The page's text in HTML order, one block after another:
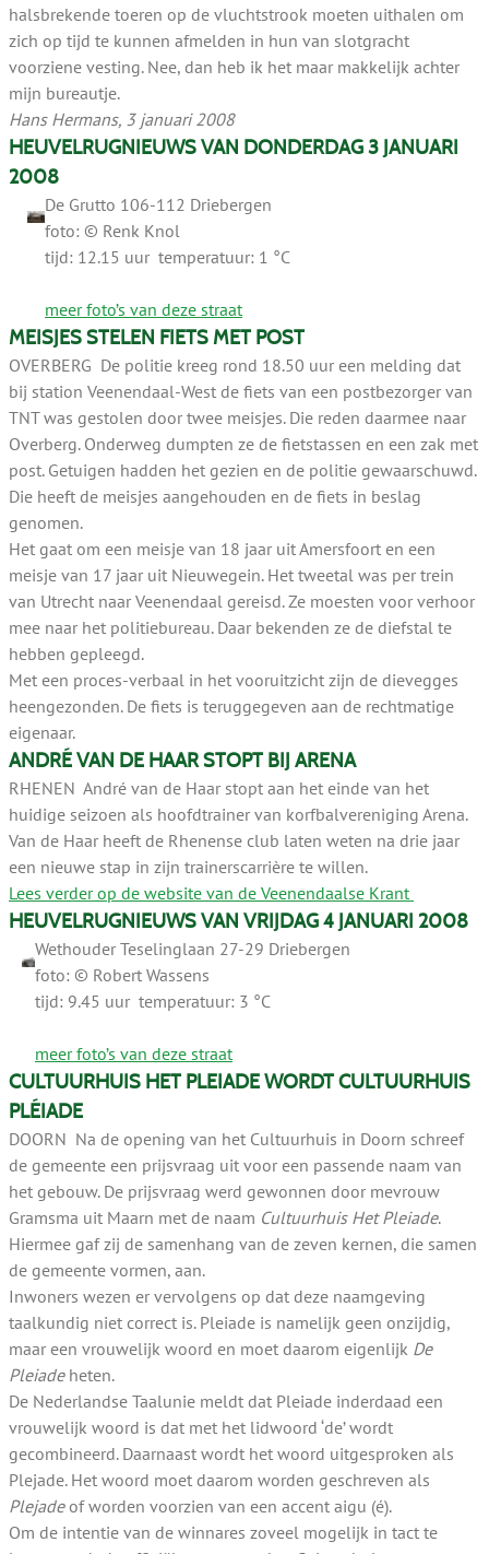
halsbrekende toeren op de vluchtstrook moeten uithalen om
zich op tijd te kunnen afmelden in hun van slotgracht
voorziene vesting. Nee, dan heb ik het maar makkelijk achter
mijn bureautje.
Hans Hermans, 3 januari 2008
HEUVELRUGNIEUWS VAN DONDERDAG 3 JANUARI
2008
De Grutto 106-112 Driebergen
foto: © Renk Knol
tijd: 12.15 uur temperatuur: 1 °C
meer foto’s van deze straat
MEISJES STELEN FIETS MET POST
OVERBERG De politie kreeg rond 18.50 uur een melding dat
bij station Veenendaal-West de fiets van een postbezorger van
TNT was gestolen door twee meisjes. Die reden daarmee naar
Overberg. Onderweg dumpten ze de fietstassen en een zak met
post. Getuigen hadden het gezien en de politie gewaarschuwd.
Die heeft de meisjes aangehouden en de fiets in beslag
genomen.
Het gaat om een meisje van 18 jaar uit Amersfoort en een
meisje van 17 jaar uit Nieuwegein. Het tweetal was per trein
van Utrecht naar Veenendaal gereisd. Ze moesten voor verhoor
mee naar het politiebureau. Daar bekenden ze de diefstal te
hebben gepleegd.
Met een proces-verbaal in het vooruitzicht zijn de dievegges
heengezonden. De fiets is teruggegeven aan de rechtmatige
eigenaar.
ANDRÉ VAN DE HAAR STOPT BIJ ARENA
RHENEN André van de Haar stopt aan het einde van het
huidige seizoen als hoofdtrainer van korfbalvereniging Arena.
Van de Haar heeft de Rhenense club laten weten na drie jaar
een nieuwe stap in zijn trainerscarrière te willen.
Lees verder op de website van de Veenendaalse Krant
HEUVELRUGNIEUWS VAN VRIJDAG 4 JANUARI 2008
Wethouder Teselinglaan 27-29 Driebergen
foto: © Robert Wassens
tijd: 9.45 uur temperatuur: 3 °C
meer foto’s van deze straat
CULTUURHUIS HET PLEIADE WORDT CULTUURHUIS
PLÉIADE
DOORN Na de opening van het Cultuurhuis in Doorn schreef
de gemeente een prijsvraag uit voor een passende naam van
het gebouw. De prijsvraag werd gewonnen door mevrouw
Gramsma uit Maarn met de naam Cultuurhuis Het Pleiade.
Hiermee gaf zij de samenhang van de zeven kernen, die samen
de gemeente vormen, aan.
Inwoners wezen er vervolgens op dat deze naamgeving
taalkundig niet correct is. Pleiade is namelijk geen onzijdig,
maar een vrouwelijk woord en moet daarom eigenlijk De
Pleiadeheten.
De Nederlandse Taalunie meldt dat Pleiade inderdaad een
vrouwelijk woord is dat met het lidwoord ‘de’ wordt
gecombineerd. Daarnaast wordt het woord uitgesproken als
Plejade. Het woord moet daarom worden geschreven als
Plejadeof worden voorzien van een accent aigu (é).
Om de intentie van de winnares zoveel mogelijk in tact te